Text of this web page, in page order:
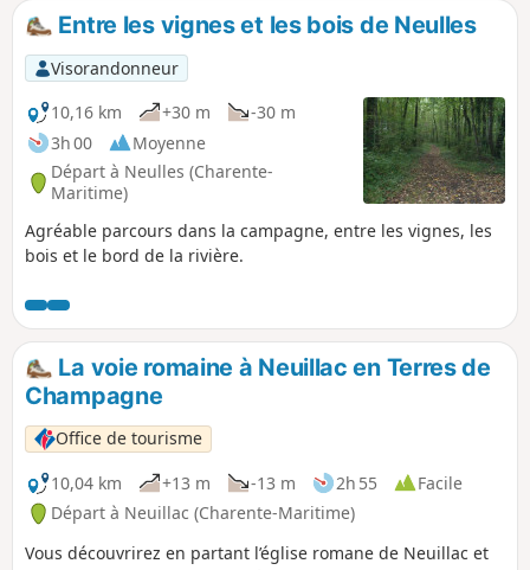
Entre les vignes et les bois de Neulles
Visorandonneur
10,16 km
+30 m
-30 m
3h 00
Moyenne
Départ à Neulles (Charente-
Maritime)
Agréable parcours dans la campagne, entre les vignes, les
bois et le bord de la rivière.
La voie romaine à Neuillac en Terres de
Champagne
Office de tourisme
10,04 km
+13 m -13 m 2h 55
Facile
Départ à Neuillac (Charente-Maritime)
Vous découvrirez en partant l’église romane de Neuillac et